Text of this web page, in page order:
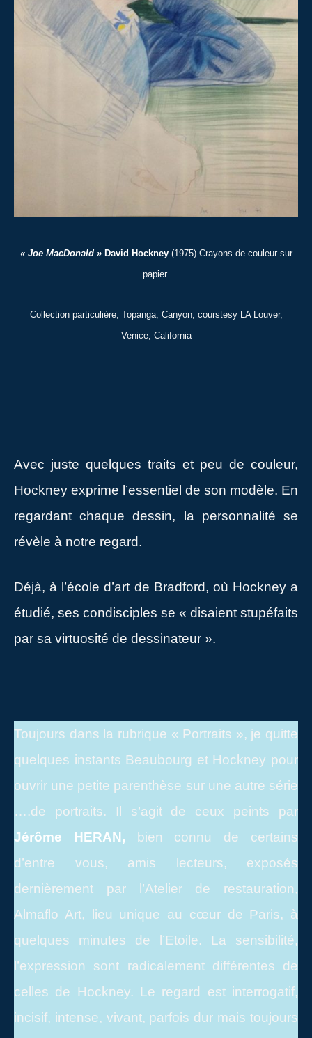
« Joe MacDonald »David Hockney (1975)-Crayons de couleur sur
papier.
Collection particulière, Topanga, Canyon, courstesy LA Louver,
Venice, California
Avec juste quelques traits et peu de couleur,
Hockney exprime l’essentiel de son modèle. En
regardant chaque dessin, la personnalité se
révèle à notre regard.
Déjà, à l’école d’art de Bradford, où Hockney a
étudié, ses condisciples se « disaient stupéfaits
par sa virtuosité de dessinateur ».
Toujours dans la rubrique « Portraits », je quitte
quelques instants Beaubourg et Hockney pour
ouvrir une petite parenthèse sur une autre série
….de portraits. Il s’agit de ceux peints par
Jérôme HERAN,
bien connu de certains
d’entre vous, amis lecteurs, exposés
dernièrement par l’Atelier de restauration,
Almaflo Art, lieu unique au cœur de Paris, à
quelques minutes de l’Etoile. La sensibilité,
l’expression sont radicalement différentes de
celles de Hockney. Le regard est interrogatif,
incisif, intense, vivant, parfois dur mais toujours